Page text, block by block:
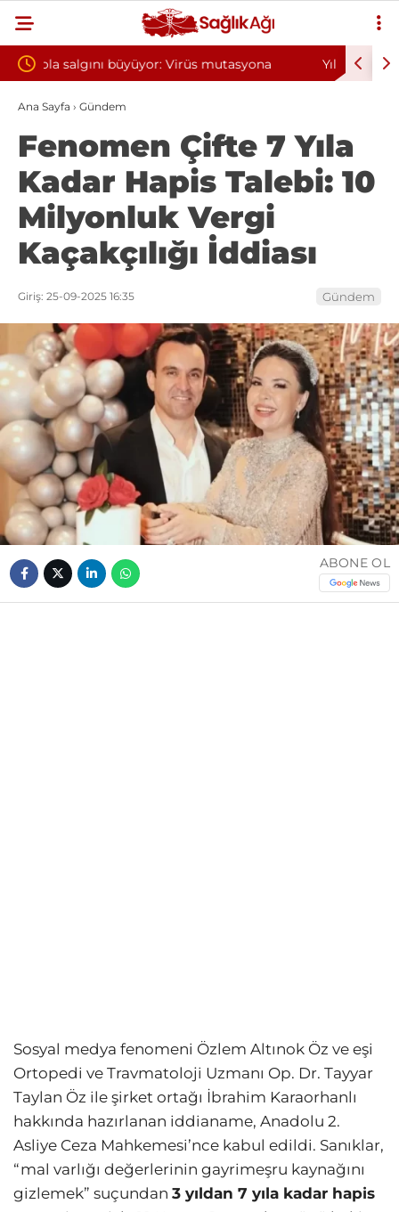
Yılın ilk 6 ayında 10 bini aşkın hasta hiperbarik
oksijen tedavisinden yararlandı
Ana Sayfa › Gündem
Fenomen Çifte 7 Yıla
Kadar Hapis Talebi: 10
Milyonluk Vergi
Kaçakçılığı İddiası
Giriş: 25-09-2025 16:35 Gündem
ABONE OL
Sosyal medya fenomeni Özlem Altınok Öz ve eşi
Ortopedi ve Travmatoloji Uzmanı Op. Dr. Tayyar
Taylan Öz ile şirket ortağı İbrahim Karaorhanlı
hakkında hazırlanan iddianame, Anadolu 2.
Asliye Ceza Mahkemesi’nce kabul edildi. Sanıklar,
“mal varlığı değerlerinin gayrimeşru kaynağını
gizlemek” suçundan 3 yıldan 7 yıla kadar hapis